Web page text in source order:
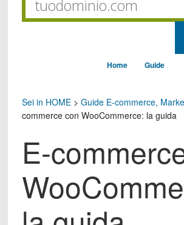
Home Guide
Sei in HOME> Guide E-commerce,
commerce con WooCommerce: la guida
E-